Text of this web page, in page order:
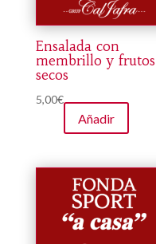
Ensalada con
membrillo y frutos
secos
5,00€
Añadir